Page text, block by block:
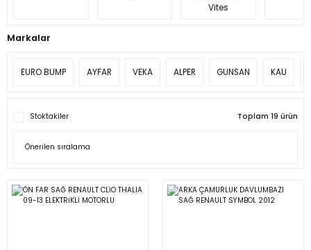
Vites
Markalar
EURO BUMP AYFAR VEKA ALPER GUNSAN KAU
Stoktakiler Toplam 19 ürün